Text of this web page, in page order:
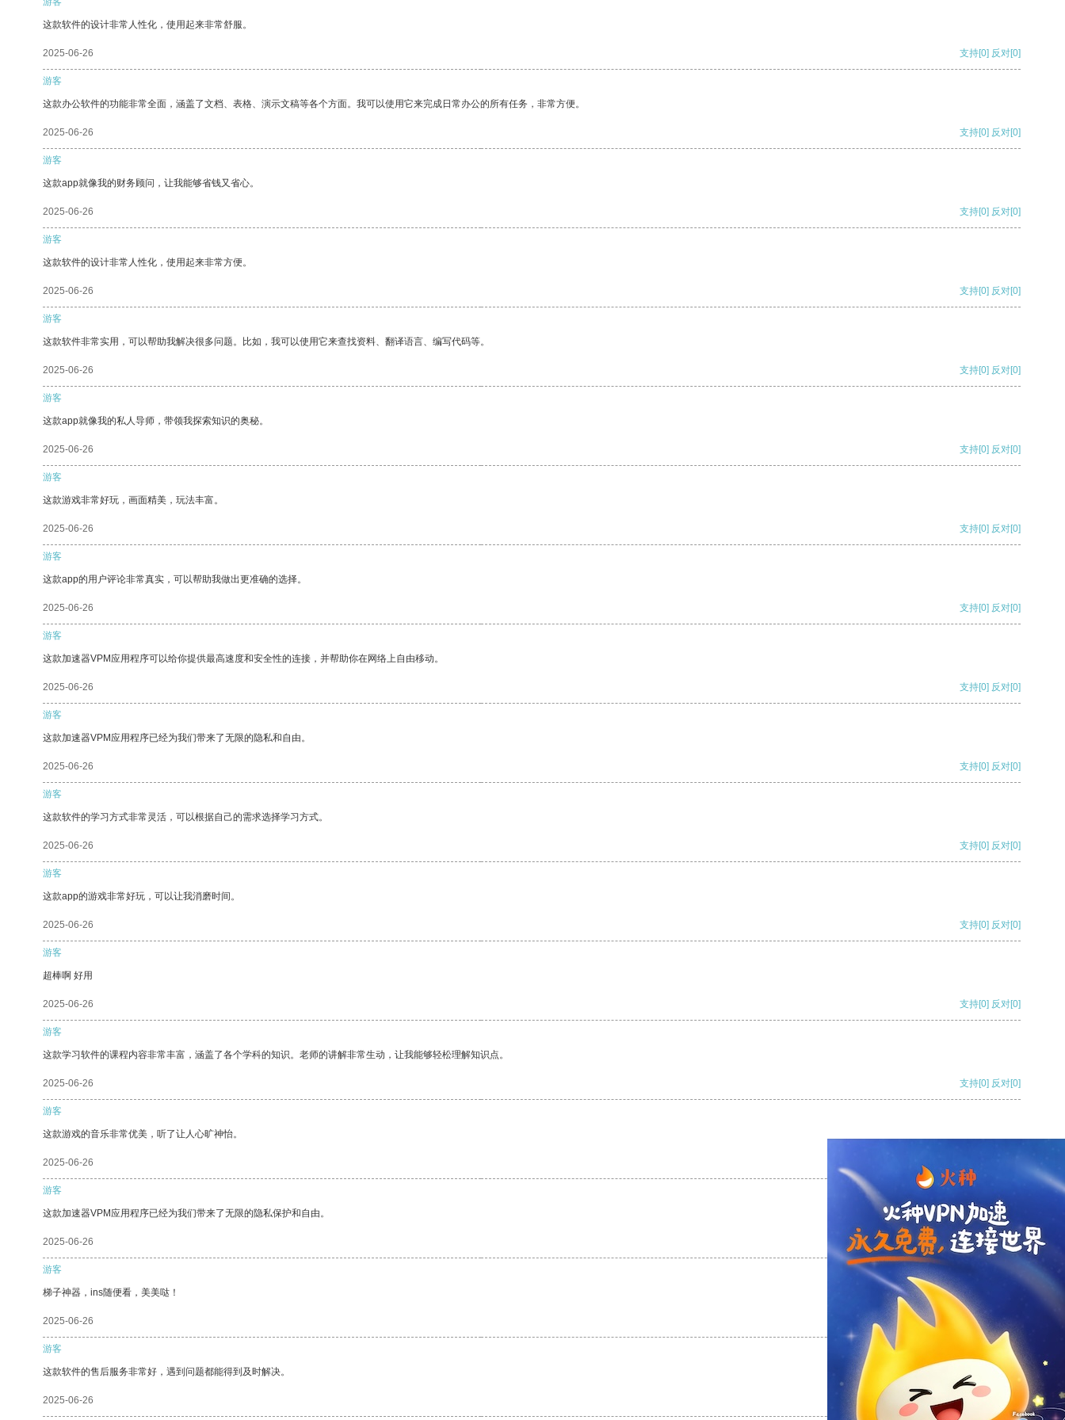
这款软件的设计非常人性化，使用起来非常舒服。
2025-06-26 支持[0] 反对[0]
游客
这款办公软件的功能非常全面，涵盖了文档、表格、演示文稿等各个方面。我可以使用它来完成日常办公的所有任务，非常方便。
2025-06-26 支持[0] 反对[0]
游客
这款app就像我的财务顾问，让我能够省钱又省心。
2025-06-26 支持[0] 反对[0]
游客
这款软件的设计非常人性化，使用起来非常方便。
2025-06-26 支持[0] 反对[0]
游客
这款软件非常实用，可以帮助我解决很多问题。比如，我可以使用它来查找资料、翻译语言、编写代码等。
2025-06-26 支持[0] 反对[0]
游客
这款app就像我的私人导师，带领我探索知识的奥秘。
2025-06-26 支持[0] 反对[0]
游客
这款游戏非常好玩，画面精美，玩法丰富。
2025-06-26 支持[0] 反对[0]
游客
这款app的用户评论非常真实，可以帮助我做出更准确的选择。
2025-06-26 支持[0] 反对[0]
游客
这款加速器VPM应用程序可以给你提供最高速度和安全性的连接，并帮助你在网络上自由移动。
2025-06-26 支持[0] 反对[0]
游客
这款加速器VPM应用程序已经为我们带来了无限的隐私和自由。
2025-06-26 支持[0] 反对[0]
游客
这款软件的学习方式非常灵活，可以根据自己的需求选择学习方式。
2025-06-26 支持[0] 反对[0]
游客
这款app的游戏非常好玩，可以让我消磨时间。
2025-06-26 支持[0] 反对[0]
游客
超棒啊 好用
2025-06-26 支持[0] 反对[0]
游客
这款学习软件的课程内容非常丰富，涵盖了各个学科的知识。老师的讲解非常生动，让我能够轻松理解知识点。
2025-06-26 支持[0] 反对[0]
游客
这款游戏的音乐非常优美，听了让人心旷神怡。
2025-06-26
游客
这款加速器VPM应用程序已经为我们带来了无限的隐私保护和自由。
2025-06-26 支持 [0] 反对[0]
游客
梯子神器，ins随便看，美美哒！
2025-06-26 支持[0] 反对
游客
这款软件的售后服务非常好，遇到问题都能得到及时解决。
2025-06-26 支持[0] 反对[0]